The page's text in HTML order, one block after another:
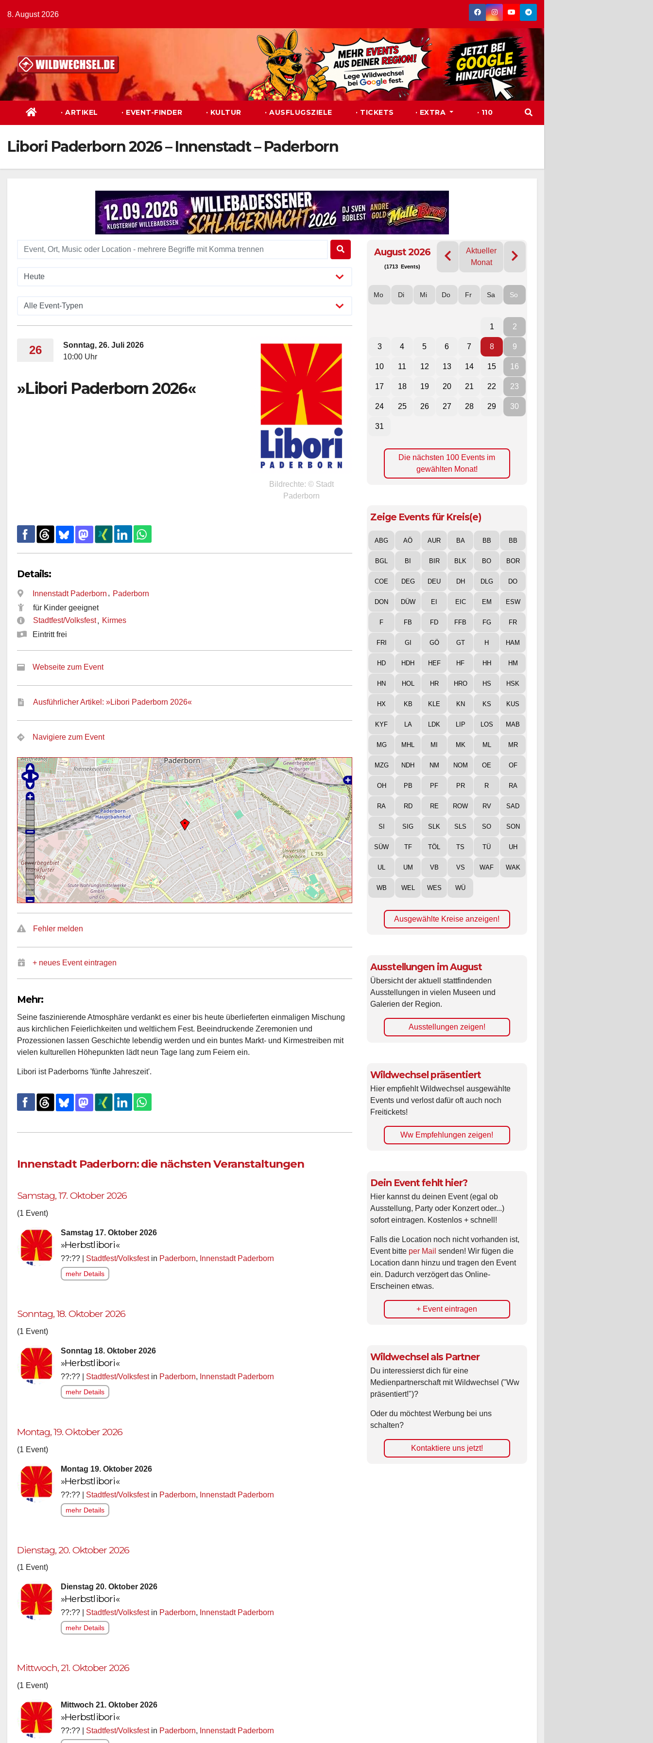
Inhalt
springen
8. August 2026
· ARTIKEL · EVENT-FINDER · KULTUR · AUSFLUGSZIELE · TICKETS · EXTRA · 110
Libori Paderborn 2026 – Innenstadt – Paderborn
26
Sonntag, 26. Juli 2026
10:00 Uhr
»Libori Paderborn 2026«
Bildrechte: © Stadt
Paderborn
Details:
Innenstadt Paderborn , Paderborn
für Kinder geeignet
Stadtfest/Volksfest, Kirmes
Eintritt frei
Webseite zum Event
Ausführlicher Artikel: »Libori Paderborn 2026«
Navigiere zum Event
Fehler melden
+ neues Event eintragen
Mehr:
Seine faszinierende Atmosphäre verdankt es einer bis heute überlieferten einmaligen Mischung
aus kirchlichen Feierlichkeiten und weltlichem Fest. Beeindruckende Zeremonien und
Prozessionen lassen Geschichte lebendig werden und ein buntes Markt- und Kirmestreiben mit
vielen kulturellen Höhepunkten lädt neun Tage lang zum Feiern ein.
Libori ist Paderborns 'fünfte Jahreszeit'.
Innenstadt Paderborn: die nächsten Veranstaltungen
Samstag, 17. Oktober 2026
(1 Event)
Samstag 17. Oktober 2026
»Herbstlibori«
??:?? | Stadtfest/Volksfestin Paderborn, Innenstadt Paderborn
mehr Details
Sonntag, 18. Oktober 2026
(1 Event)
Sonntag 18. Oktober 2026
»Herbstlibori«
??:?? | Stadtfest/Volksfestin Paderborn, Innenstadt Paderborn
mehr Details
Montag, 19. Oktober 2026
(1 Event)
Montag 19. Oktober 2026
»Herbstlibori«
??:?? | Stadtfest/Volksfestin Paderborn, Innenstadt Paderborn
mehr Details
Dienstag, 20. Oktober 2026
(1 Event)
Dienstag 20. Oktober 2026
»Herbstlibori«
??:?? | Stadtfest/Volksfestin Paderborn, Innenstadt Paderborn
mehr Details
Mittwoch, 21. Oktober 2026
(1 Event)
Mittwoch 21. Oktober 2026
»Herbstlibori«
??:?? | Stadtfest/Volksfestin Paderborn, Innenstadt Paderborn
August 2026
(1713 Events)
Aktueller
Monat
Mo Di Mi Do Fr Sa So
1 2
3 4 5 6 7 8 9
10 11 12 13 14 15 16
17 18 19 20 21 22 23
24 25 26 27 28 29 30
31
Die nächsten 100 Events im
gewählten Monat!
Zeige Events für Kreis(e)
ABG AÖ AUR BA BB BB
BGL BI BIR BLK BO BOR
COE DEG DEU DH DLG DO
DON DÜW EI EIC EM ESW
F FB FD FFB FG FR
FRI GI GÖ GT H HAM
HD HDH HEF HF HH HM
HN HOL HR HRO HS HSK
HX KB KLE KN KS KUS
KYF LA LDK LIP LOS MAB
MG MHL MI MK ML MR
MZG NDH NM NOM OE OF
OH PB PF PR R RA
RA RD RE ROW RV SAD
SI SIG SLK SLS SO SON
SÜW TF TÖL TS TÜ UH
UL UM VB VS WAF WAK
WB WEL WES WÜ
Ausgewählte Kreise anzeigen!
Ausstellungen im August
Übersicht der aktuell stattfindenden
Ausstellungen in vielen Museen und
Galerien der Region.
Ausstellungen zeigen!
Wildwechsel präsentiert
Hier empfiehlt Wildwechsel ausgewählte
Events und verlost dafür oft auch noch
Freitickets!
Ww Empfehlungen zeigen!
Dein Event fehlt hier?
Hier kannst du deinen Event (egal ob
Ausstellung, Party oder Konzert oder...)
sofort eintragen. Kostenlos + schnell!
Falls die Location noch nicht vorhanden ist,
Event bitte per Mail senden! Wir fügen die
Location dann hinzu und tragen den Event
ein. Dadurch verzögert das Online-
Erscheinen etwas.
+ Event eintragen
Wildwechsel als Partner
Du interessierst dich für eine
Medienpartnerschaft mit Wildwechsel ("Ww
präsentiert!")?
Oder du möchtest Werbung bei uns
schalten?
Kontaktiere uns jetzt!